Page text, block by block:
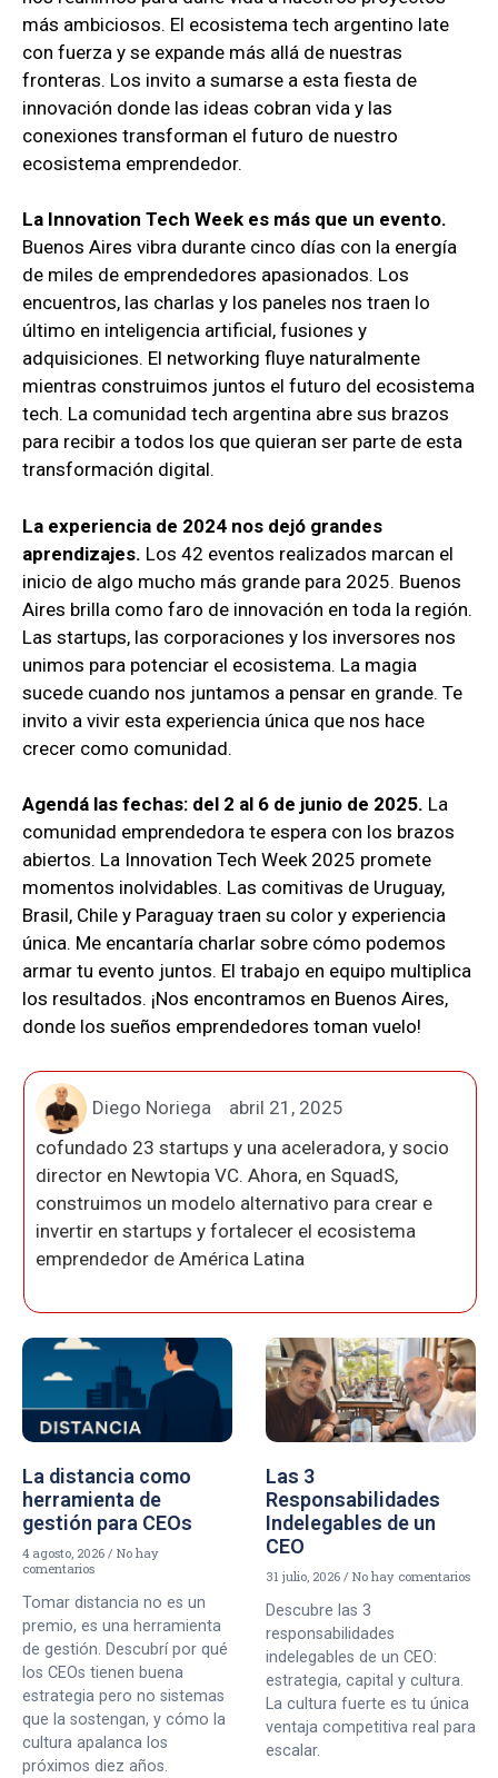
más ambiciosos. El ecosistema tech argentino late
con fuerza y se expande más allá de nuestras
fronteras. Los invito a sumarse a esta fiesta de
innovación donde las ideas cobran vida y las
conexiones transforman el futuro de nuestro
ecosistema emprendedor.
La Innovation Tech Week es más que un evento.
Buenos Aires vibra durante cinco días con la energía
de miles de emprendedores apasionados. Los
encuentros, las charlas y los paneles nos traen lo
último en inteligencia artificial, fusiones y
adquisiciones. El networking fluye naturalmente
mientras construimos juntos el futuro del ecosistema
tech. La comunidad tech argentina abre sus brazos
para recibir a todos los que quieran ser parte de esta
transformación digital.
La experiencia de 2024 nos dejó grandes
aprendizajes. Los 42 eventos realizados marcan el
inicio de algo mucho más grande para 2025. Buenos
Aires brilla como faro de innovación en toda la región.
Las startups, las corporaciones y los inversores nos
unimos para potenciar el ecosistema. La magia
sucede cuando nos juntamos a pensar en grande. Te
invito a vivir esta experiencia única que nos hace
crecer como comunidad.
Agendá las fechas: del 2 al 6 de junio de 2025. La
comunidad emprendedora te espera con los brazos
abiertos. La Innovation Tech Week 2025 promete
momentos inolvidables. Las comitivas de Uruguay,
Brasil, Chile y Paraguay traen su color y experiencia
única. Me encantaría charlar sobre cómo podemos
armar tu evento juntos. El trabajo en equipo multiplica
los resultados. ¡Nos encontramos en Buenos Aires,
donde los sueños emprendedores toman vuelo!
Diego Noriega
abril 21, 2025
cofundado 23 startups y una aceleradora, y socio
director en Newtopia VC. Ahora, en SquadS,
construimos un modelo alternativo para crear e
invertir en startups y fortalecer el ecosistema
emprendedor de América Latina
La distancia como
herramienta de
gestión para CEOs
4 agosto, 2026
No hay
comentarios
Tomar distancia no es un
premio, es una herramienta
de gestión. Descubrí por qué
los CEOs tienen buena
estrategia pero no sistemas
que la sostengan, y cómo la
cultura apalanca los
próximos diez años.
Las 3
Responsabilidades
Indelegables de un
CEO
31 julio, 2026 No hay comentarios
Descubre las 3
responsabilidades
indelegables de un CEO:
estrategia, capital y cultura.
La cultura fuerte es tu única
ventaja competitiva real para
escalar.